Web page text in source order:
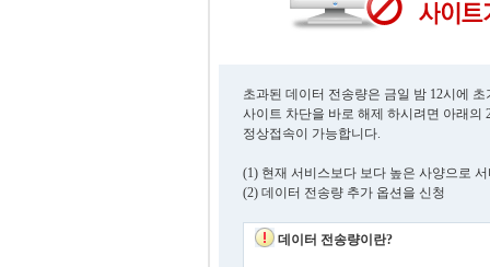
초과된 데이터 전송량은 금일 밤 12시에
사이트 차단을 바로 해제 하시려면 아래의
정상접속이 가능합니다.
(1) 현재 서비스보다 보다 높은 사양으로
(2) 데이터 전송량 추가 옵션을 신청
데이터 전송량이란?